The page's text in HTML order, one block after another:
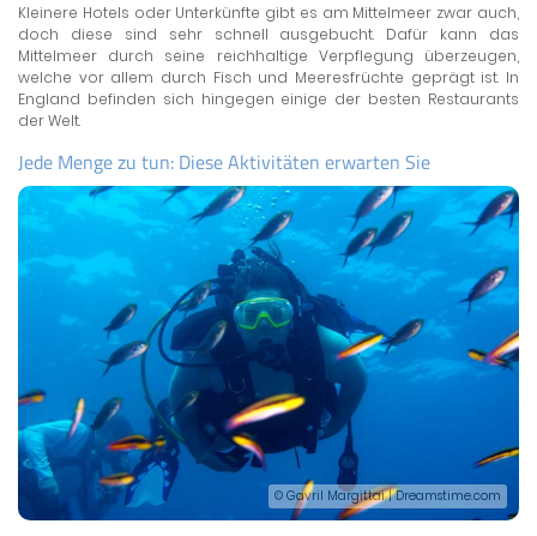
Kleinere Hotels oder Unterkünfte gibt es am Mittelmeer zwar auch,
doch diese sind sehr schnell ausgebucht. Dafür kann das
Mittelmeer durch seine reichhaltige Verpflegung überzeugen,
welche vor allem durch Fisch und Meeresfrüchte geprägt ist. In
England befinden sich hingegen einige der besten Restaurants
der Welt.
Jede Menge zu tun: Diese Aktivitäten erwarten Sie
© Gavril Margittai | Dreamstime.com